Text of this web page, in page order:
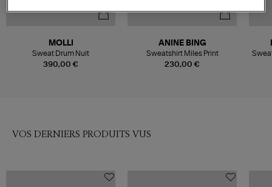
390,00 €
MOLLI
Sweat Drum Nuit
230,00 €
ANINE BING
Sweatshirt Miles Print
VOS DERNIERS PRODUITS VUS